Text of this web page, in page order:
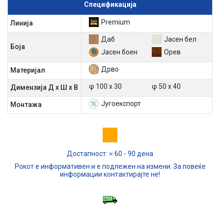
Спецификација
Линија Premium
Боја
Даб
Јасен бел
Јасен боен
Орев
Материјал Дрво
Димензија Д х Ш х В φ 100 х 30 φ 50 х 40
Mонтажа Југоекспорт
Достапност: ≈ 60 - 90 дена
Рокот е информативен и е подлежен на измени. За повеќе
информации контактирајте не!